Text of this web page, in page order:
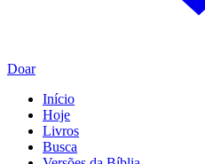
Doar
Início
Hoje
Livros
Busca